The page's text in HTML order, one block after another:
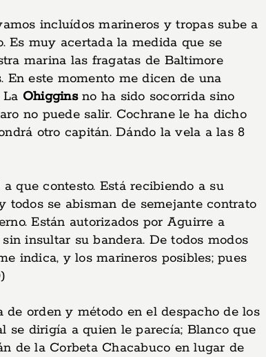
incluídos marineros y tropas sube a
Es muy acertada la medida que se
marina las fragatas de Baltimore
En este momento me dicen de una
Ohigginsno ha sido socorrida sino
no puede salir. Cochrane le ha dicho
otro capitán. Dándo la vela a las 8
que contesto. Está recibiendo a su
se abisman de semejante contrato
Están autorizados por Aguirre a
insultar su bandera. De todos modos
indica, y los marineros posibles; pues
orden y método en el despacho de los
se dirigía a quien le parecía; Blanco que
de la Corbeta Chacabuco en lugar de